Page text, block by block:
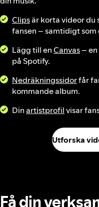
Clipsär korta videor du
fansen – samtidigt
Lägg till enCanvas–
på Spotify.
Nedräkningssidorfår
kommande album.
Dinartistprofilvisar
Utforska
Få din